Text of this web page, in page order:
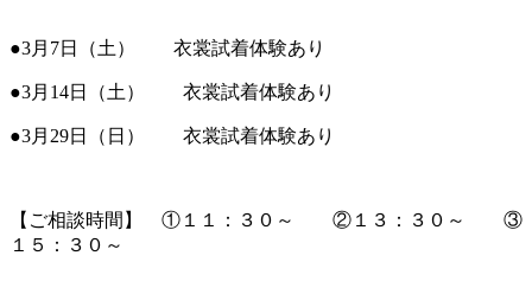
●3月7日（土） 衣裳試着体験あり
●3月14日（土） 衣裳試着体験あり
●3月29日（日） 衣裳試着体験あり
【ご相談時間】 ①１１：３０～ ②１３：３０～ ③
１５：３０～